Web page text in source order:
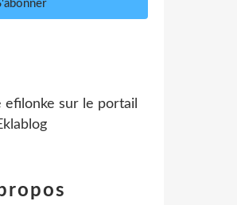
efilonke sur le portail